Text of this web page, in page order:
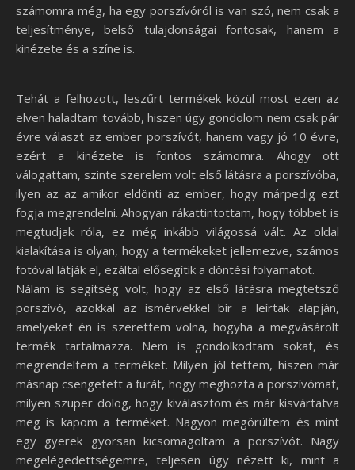
számomra még, ha egy porszívóról is van szó, nem csak a
teljesítménye, belső tulajdonságai fontosak, hanem a
kinézete és a színe is.
Tehát a felhozott, leszűrt termékek közül most ezen az
elven haladtam tovább, hiszen úgy gondolom nem csak pár
évre választ az ember porszívót, hanem vagy jó 10 évre,
ezért a kinézete is fontos számomra. Ahogy ott
válogattam, szinte szerelem volt első látásra a porszívóba,
ilyen az az amikor eldönti az ember, hogy márpedig ezt
fogja megrendelni. Ahogyan rákattintottam, hogy többet is
megtudjak róla, ez még inkább világossá vált. Az oldal
kialakítása is olyan, hogy a termékeket jellemezve, számos
fotóval látják el, ezáltal elősegítik a döntési folyamatot.
Nálam is segítség volt, hogy az első látásra megtetsző
porszívó, azokkal az ismérvekkel bír a leírtak alapján,
amelyeket én is szerettem volna, hogyha a megvásárolt
termék tartalmazza. Nem is gondolkodtam sokat, és
megrendeltem a terméket. Milyen jól tettem, hiszen már
másnap csengetett a furát, hogy meghozta a porszívómat,
milyen szuper dolog, hogy kiválasztom és már kisvártatva
meg is kapom a terméket. Nagyon megörültem és mint
egy gyerek gyorsan kicsomagoltam a porszívót. Nagy
megelégedettségemre, teljesen úgy nézett ki, mint a